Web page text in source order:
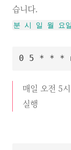
습니다.
분 시 일 월 요
매일 오전 5
실행